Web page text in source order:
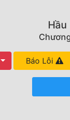
Báo Lỗi